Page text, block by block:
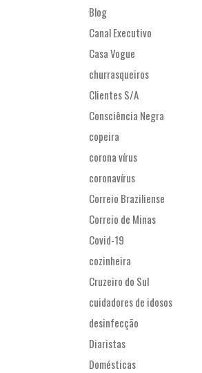
Blog
Canal Executivo
Casa Vogue
churrasqueiros
Clientes S/A
Consciência Negra
copeira
corona vírus
coronavírus
Correio Braziliense
Correio de Minas
Covid-19
cozinheira
Cruzeiro do Sul
cuidadores de idosos
desinfecção
Diaristas
Domésticas